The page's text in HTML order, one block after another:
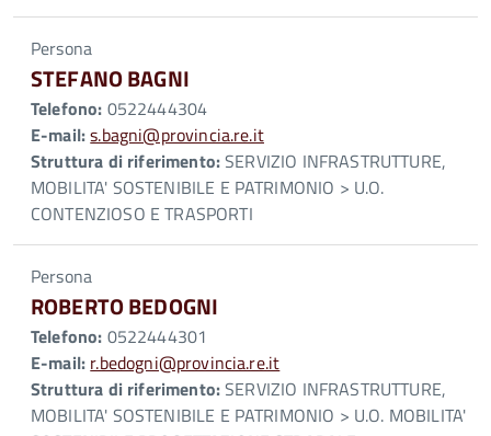
Persona
STEFANO BAGNI
Telefono: 0522444304
E-mail:s.bagni@provincia.re.it
Struttura di riferimento:SERVIZIO INFRASTRUTTURE,
MOBILITA' SOSTENIBILE E PATRIMONIO > U.O.
CONTENZIOSO E TRASPORTI
Persona
ROBERTO BEDOGNI
Telefono: 0522444301
E-mail: r.bedogni@provincia.re.it
Struttura di riferimento:SERVIZIO INFRASTRUTTURE,
MOBILITA' SOSTENIBILE E PATRIMONIO > U.O. MOBILITA'